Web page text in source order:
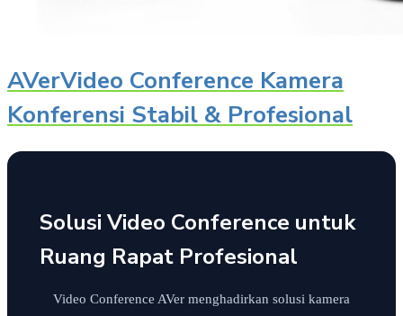
AVerVideo Conference Kamera
Konferensi Stabil & Profesional
Solusi Video Conference untuk
Ruang Rapat Profesional
Video Conference AVer menghadirkan solusi kamera